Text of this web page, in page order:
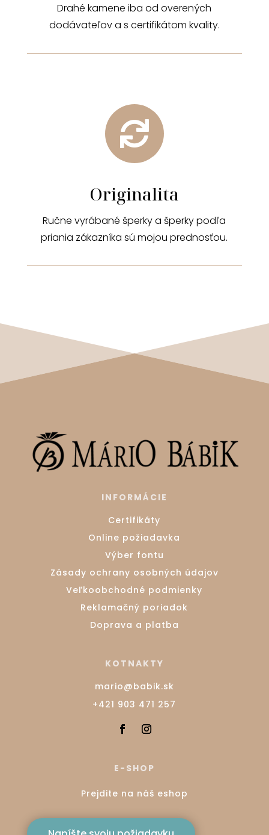
Drahé kamene iba od overených
dodávateľov a s certifikátom kvality.

Originalita
Ručne vyrábané šperky a šperky podľa
priania zákazníka sú mojou prednosťou.
INFORMÁCIE
Certifikáty
Online požiadavka
Výber fontu
Zásady ochrany osobných údajov
Veľkoobchodné podmienky
Reklamačný poriadok
Doprava a platba
KOTNAKTY
mario@babik.sk
+421 903 471 257
E-SHOP
Prejdite na náš eshop